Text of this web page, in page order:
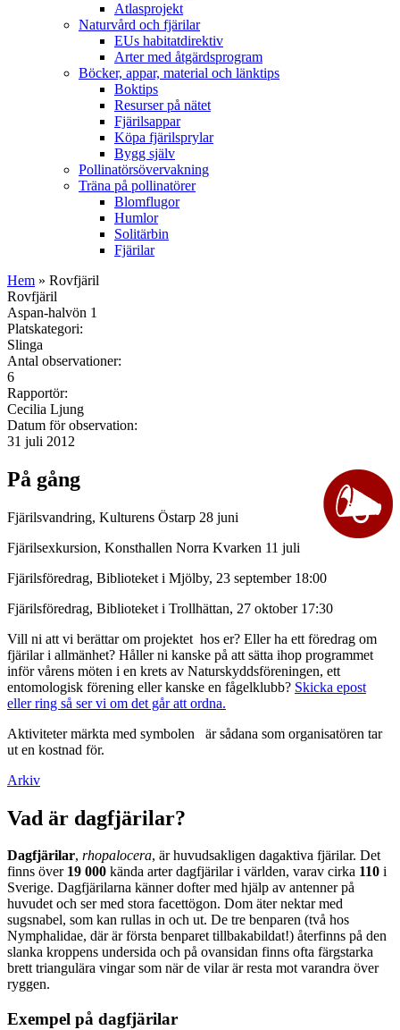
Atlasprojekt
Naturvård och fjärilar
EUs habitatdirektiv
Arter med åtgärdsprogram
Böcker, appar, material och länktips
Boktips
Resurser på nätet
Fjärilsappar
Köpa fjärilsprylar
Bygg själv
Pollinatörsövervakning
Träna på pollinatörer
Blomflugor
Humlor
Solitärbin
Fjärilar
Hem » Rovfjäril
Rovfjäril
Aspan-halvön 1
Platskategori:
Slinga
Antal observationer:
6
Rapportör:
Cecilia Ljung
Datum för observation:
31 juli 2012
På gång
Fjärilsvandring, Kulturens Östarp 28 juni
Fjärilsexkursion, Konsthallen Norra Kvarken 11 juli
Fjärilsföredrag, Biblioteket i Mjölby, 23 september 18:00
Fjärilsföredrag, Biblioteket i Trollhättan, 27 oktober 17:30
Vill ni att vi berättar om projektet hos er? Eller ha ett föredrag om
fjärilar i allmänhet? Håller ni kanske på att sätta ihop programmet
inför vårens möten i en krets av Naturskyddsföreningen, ett
entomologisk förening eller kanske en fågelklubb? Skicka epost
eller ring så ser vi om det går att ordna.
Aktiviteter märkta med symbolen
är sådana som organisatören tar
ut en kostnad för.
Arkiv
Vad är dagfjärilar?
Dagfjärilar, rhopalocera, är huvudsakligen dagaktiva fjärilar. Det
finns över 19 000 kända arter dagfjärilar i världen, varav cirka 110 i
Sverige. Dagfjärilarna känner dofter med hjälp av antenner på
huvudet och ser med stora facettögon. Dom äter nektar med
sugsnabel, som kan rullas in och ut. De tre benparen (två hos
Nymphalidae, där är första benparet tillbakabildat!) återfinns på den
slanka kroppens undersida och på ovansidan finns ofta färgstarka
brett triangulära vingar som när de vilar är resta mot varandra över
ryggen.
Exempel på dagfjärilar